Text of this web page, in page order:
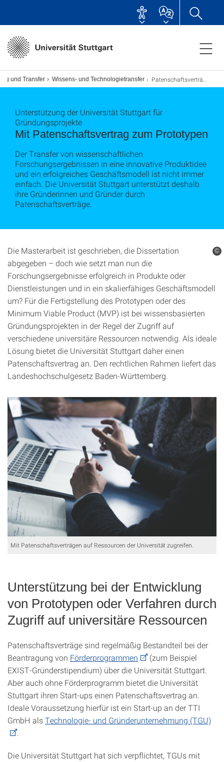
und Transfer Wissens- und Technologietransfer Patenschaftsverträge
Mit Patenschaftsvertrag zum Prototypen
Unterstützung der Universität Stuttgart für
Gründungsprojekte
Der Transfer von wissenschaftlichen
Forschungsergebnissen in eine innovative Produktidee
und ein erfolgreiches Geschäftsmodell ist nicht immer
einfach. Die Universität Stuttgart unterstützt deshalb
ihre Gründerinnen und Gründer durch
Patenschaftsverträge.
Die Masterarbeit ist geschrieben, die Dissertation
abgegeben – doch wie setzt man nun die
Forschungsergebnisse erfolgreich in Produkte oder
Dienstleistungen und in ein skalierfähiges Geschäftsmodell
um? Für die Fertigstellung des Prototypen oder des
Minimum Viable Product (MVP) ist bei wissensbasierten
Gründungsprojekten in der Regel der Zugriff auf
verschiedene universitäre Ressourcen notwendig. Als ideale
Lösung bietet die Universität Stuttgart daher einen
Patenschaftsvertrag an. Den rechtlichen Rahmen liefert das
Landeshochschulgesetz Baden-Württemberg.
©
Mit Patenschaftsverträgen auf Ressourcen der Universität zugreifen.
Unterstützung bei der Entwicklung
von Prototypen oder Verfahren durch
Zugriff auf universitäre Ressourcen
Patenschaftsverträge sind regelmäßig Bestandteil bei der
Beantragung von Förderprogrammen
(zum Beispiel
EXIST-Gründerstipendium) über die Universität Stuttgart.
Aber auch ohne Förderprogramm bietet die Universität
Stuttgart ihren Start-ups einen Patenschaftsvertrag an.
Ideale Voraussetzung hierfür ist ein Start-up an der TTI
GmbH alsTechnologie- und Gründerunternehmung (TGU)
Die Universität Stuttgart hat sich verpflichtet, TGUs mit